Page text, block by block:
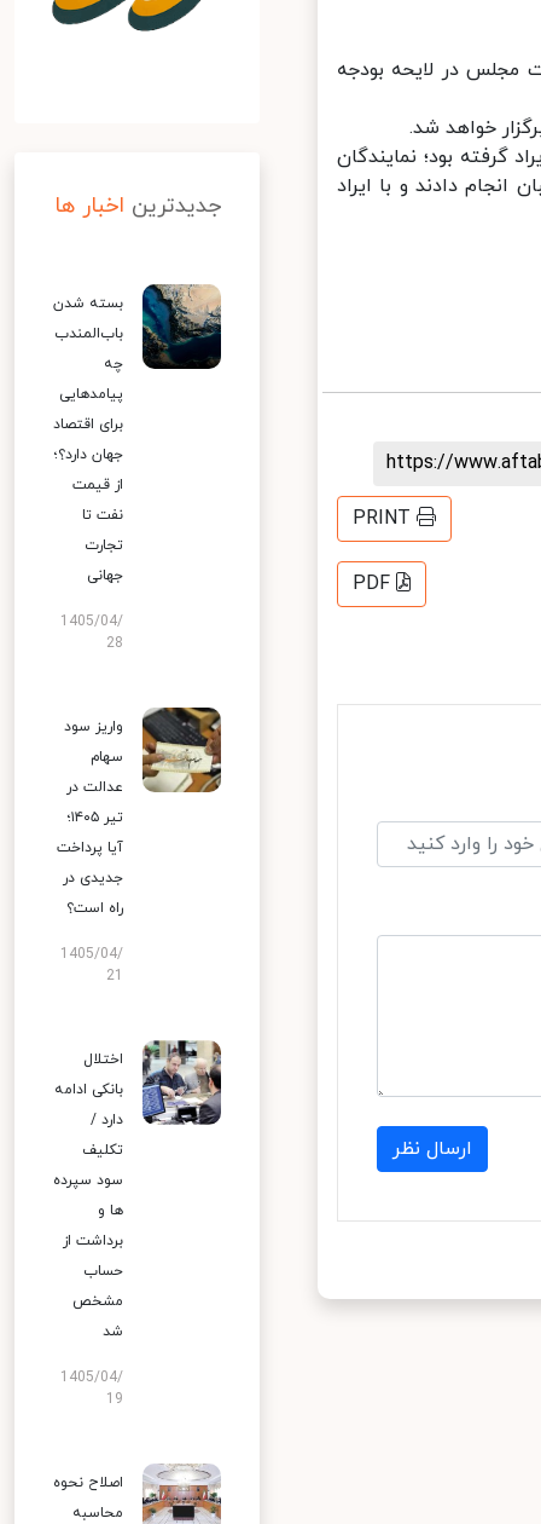
در لایحه بودجه
نگهبان دو بار به مصوبات مجلس در لایحه بودجه ۱۴۰۰ ایراد گرفته بود؛ نمایندگان
دادند و با ایراد
https://
PRINT
PDF
ارسال نظر
جدیدترین اخبار ها
بسته شدن
باب‌المندب
چه
پیامدهایی
برای اقتصاد
جهان دارد؟؛
از قیمت
نفت تا
تجارت
جهانی
1405/04/
28
واریز سود
سهام
عدالت در
تیر ۱۴۰۵؛
آیا پرداخت
جدیدی در
راه است؟
1405/04/
اختلال
بانکی ادامه
دارد /
تکلیف
سود سپرده
ها و
برداشت از
حساب
مشخص
شد
1405/04/
19
اصلاح نحوه
محاسبه